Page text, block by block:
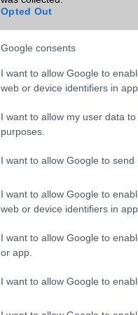
Opted Out
Google consents
I want to allow Google to
web or device identifiers in
I want to allow my user data
purposes.
I want to allow Google to
I want to allow Google to
web or device identifiers in
I want to allow Google to
or app.
I want to allow Google to
TV/USB
GPS
Típus